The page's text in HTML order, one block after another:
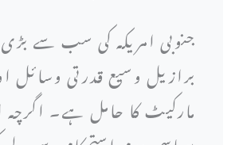
جنوبی امریکہ کی سب سے
برازیل وسیع قدرتی وسائل
مارکیٹ کا حامل ہے۔